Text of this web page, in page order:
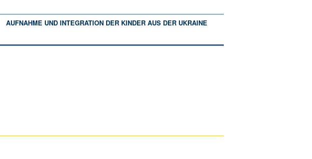
AUFNAHME UND INTEGRATION DER KINDER AUS DER UKRAINE